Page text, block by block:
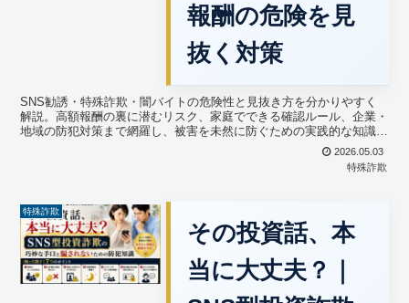
報酬の危険を見
抜く対策
SNS勧誘・特殊詐欺・闇バイトの危険性と見抜き方を分かりやすく
解説。高額報酬の裏に潜むリスク、家庭でできる確認ルール、企業・
地域の防犯対策まで網羅し、被害を未然に防ぐための実践的な知識が
2026.05.03
特殊詐欺
特殊詐欺
その投資話、本
当に大丈夫？｜